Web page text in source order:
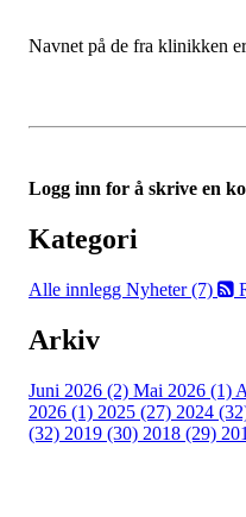
Navnet på de fra klinikken
Logg inn for å skrive en
Kategori
Alle innlegg Nyheter (7)
Arkiv
Juni 2026 (2) Mai 2026 (1)
2026 (1) 2025 (27) 2024
(32) 2019 (30) 2018 (29)